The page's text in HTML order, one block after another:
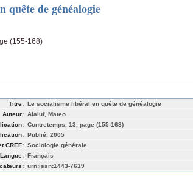
quête de généalogie
(155-168)
Titre: Le socialisme libéral en quête de généalogie
Auteur: Alaluf, Mateo
Contretemps, 13, page (155-168)
Publié, 2005
CREF: Sociologie générale
Langue: Français
urn:issn:1443-7619